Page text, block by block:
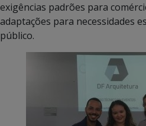
exigências padrões para
adaptações para necessidades
público.